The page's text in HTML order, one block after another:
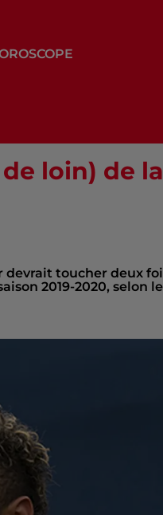
loin) de
devrait toucher deux
2019-2020, selon